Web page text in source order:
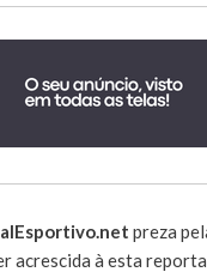
preza
acrescida à esta